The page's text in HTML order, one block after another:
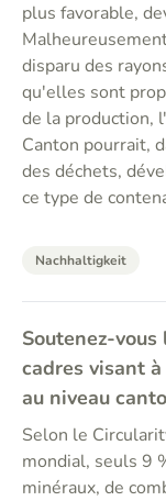
plus favorable,
disparu des
qu'elles sont
de la production,
Canton pourrait,
des déchets,
ce type de
Nachhaltigkeit
Soutenez-
cadres visant
au niveau
Selon le
mondial, seuls 9
minéraux, de